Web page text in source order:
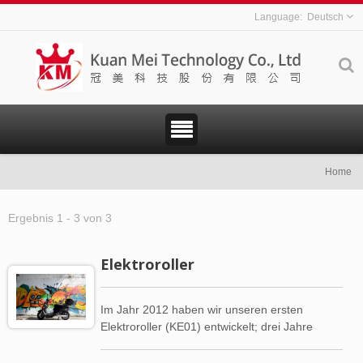
Deutsch
Home
Ergebnis 1 - 3 von 3
Elektroroller
Im Jahr 2012 haben wir unseren ersten
Elektroroller (KE01) entwickelt; drei Jahre